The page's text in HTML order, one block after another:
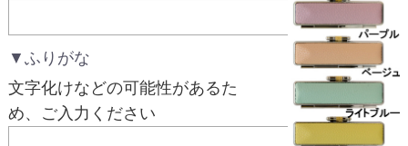
▼ふりがな
文字化けなどの可能性があるた
め、ご入力ください